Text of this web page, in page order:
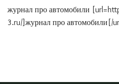
журнал про автомобили
3.ru/]журнал про автомобили[/